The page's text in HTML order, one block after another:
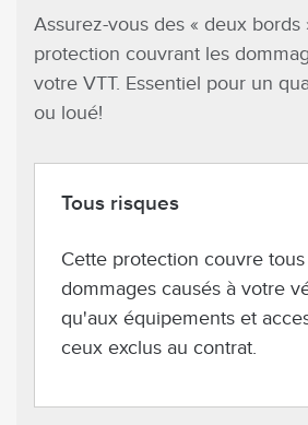
Assurez-vous des « deux
protection couvrant les
votre VTT. Essentiel pour un
ou loué!
Tous risques
Cette protection couvre
dommages causés à votre
qu'aux équipements et
ceux exclus au contrat.